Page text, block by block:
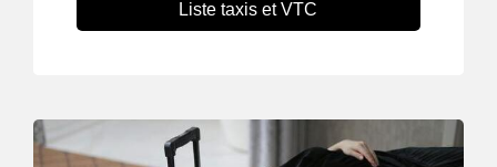
Liste taxis et VTC